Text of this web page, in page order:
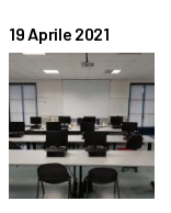
19 Aprile 2021